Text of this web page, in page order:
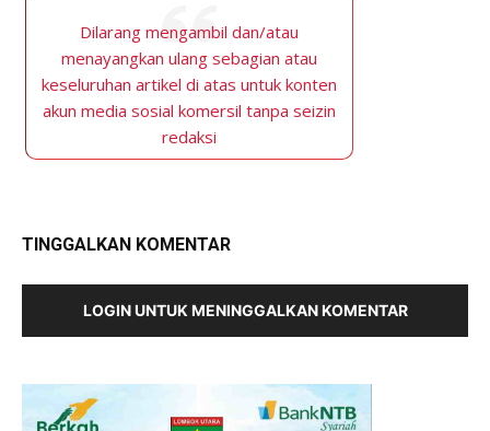
Dilarang mengambil dan/atau
menayangkan ulang sebagian atau
keseluruhan artikel di atas untuk konten
akun media sosial komersil tanpa seizin
redaksi
TINGGALKAN KOMENTAR
LOGIN UNTUK MENINGGALKAN KOMENTAR